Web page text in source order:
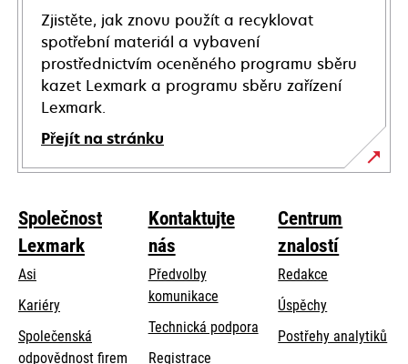
Zjistěte, jak znovu použít a recyklovat
spotřební materiál a vybavení
prostřednictvím oceněného programu sběru
kazet Lexmark a programu sběru zařízení
Lexmark.
Přejít na stránku
Společnost
Lexmark
Asi
Kariéry
Společenská
odpovědnost firem opens
Kontaktujte
nás
Předvolby
komunikace
Technická podporaopens
Registrace
Centrum
znalostí
Redakce
Úspěchy
Postřehy analytiků